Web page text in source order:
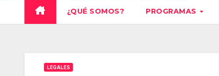
¿QUÉ SOMOS? PROGRAMAS
LEGALES